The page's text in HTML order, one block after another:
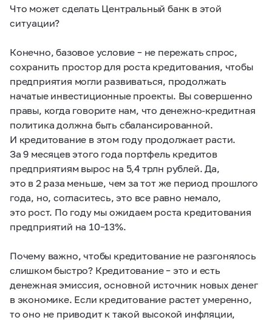
Что может сделать Центральный банк в этой
ситуации?
Конечно, базовое условие – не пережать спрос,
сохранить простор для роста кредитования, чтобы
предприятия могли развиваться, продолжать
начатые инвестиционные проекты. Вы совершенно
правы, когда говорите нам, что денежно-кредитная
политика должна быть сбалансированной.
И кредитование в этом году продолжает расти.
За 9 месяцев этого года портфель кредитов
предприятиям вырос на 5,4 трлн рублей. Да,
это в 2 раза меньше, чем за тот же период прошлого
года, но, согласитесь, это все равно немало,
это рост. По году мы ожидаем роста кредитования
предприятий на 10–13%.
Почему важно, чтобы кредитование не разгонялось
слишком быстро? Кредитование – это и есть
денежная эмиссия, основной источник новых денег
в экономике. Если кредитование растет умеренно,
то оно не приводит к такой высокой инфляции,